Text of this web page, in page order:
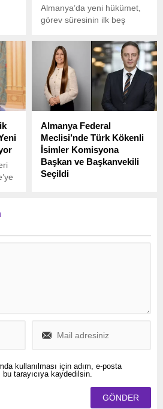
Almanya’da yeni hükümet,
görev süresinin ilk beş
milyon avro değerinde silah
ihracatına onay verdi.
Almanya Federal
Meclisi’nde Türk Kökenli
İsimler Komisyona
Başkan ve Başkanvekili
Seçildi
Dokunulmazlık ve İçtüzük
milletvekili Tijen Ataoğlu
kullanılması için adım, e-posta
tarayıcıya kaydedilsin.